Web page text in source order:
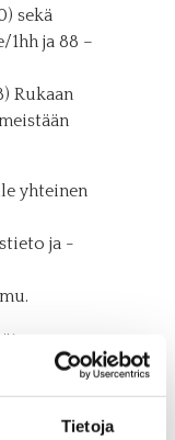
Tietoja
sekä
1hh ja 88 –
Rukaan
yhteinen
ja -
on ja
haluat
myös